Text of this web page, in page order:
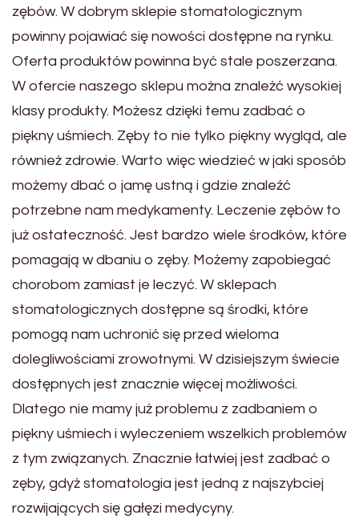
zębów. W dobrym sklepie stomatologicznym
powinny pojawiać się nowości dostępne na rynku.
Oferta produktów powinna być stale poszerzana.
W ofercie naszego sklepu można znależć wysokiej
klasy produkty. Możesz dzięki temu zadbać o
piękny uśmiech. Zęby to nie tylko piękny wygląd, ale
również zdrowie. Warto więc wiedzieć w jaki sposób
możemy dbać o jamę ustną i gdzie znaleźć
potrzebne nam medykamenty. Leczenie zębów to
już ostateczność. Jest bardzo wiele środków, które
pomagają w dbaniu o zęby. Możemy zapobiegać
chorobom zamiast je leczyć. W sklepach
stomatologicznych dostępne są środki, które
pomogą nam uchronić się przed wieloma
dolegliwościami zrowotnymi. W dzisiejszym świecie
dostępnych jest znacznie więcej możliwości.
Dlatego nie mamy już problemu z zadbaniem o
piękny uśmiech i wyleczeniem wszelkich problemów
z tym związanych. Znacznie łatwiej jest zadbać o
zęby, gdyż stomatologia jest jedną z najszybciej
rozwijających się gałęzi medycyny.